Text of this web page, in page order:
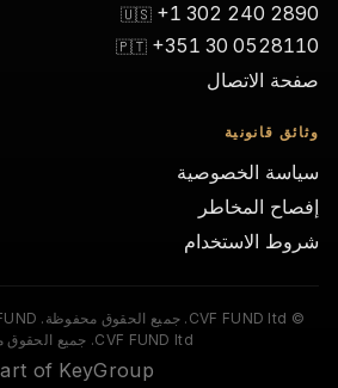
🇺🇸 +1 302 240
🇵🇹 +351 30
الاتصال
قانونية
الخصوصية
المخاطر
الاستخدام
CVF FUND ltd. جميع الحقوق محفوظة.
Part of KeyGroup